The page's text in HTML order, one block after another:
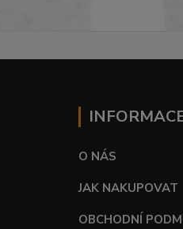
O NÁS
JAK NAKUPOVAT
OBCHODNÍ